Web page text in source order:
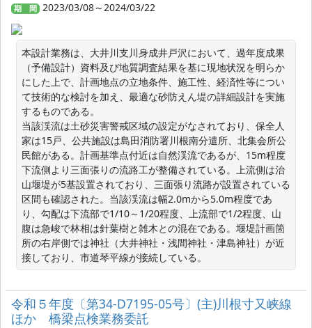
期 間 2023/03/08～2024/03/22
本設計業務は、大井川支川身成井戸沢において、過年度成果
（予備設計）資料及び地質調査結果を基に現地状況を明らか
にした上で、計画地点の立地条件、施工性、経済性等につい
て技術的な検討を加え、最適な砂防えん堤の詳細設計を実施
するものである。
当該渓流は土砂災害警戒区域の設定がなされており、保全人
家は15戸、公共施設は島田消防署川根南分遣所、北集会所公
民館がある。計画基準点付近は自然渓流であるが、15m程度
下流側より三面張りの流路工が整備されている。上流側は治
山堰堤が5基設置されており、三面張り流路が設置されている
区間も確認された。当該渓流は幅2.0mから5.0m程度であ
り、勾配は下流部で1/10～1/20程度、上流部で1/2程度、山
腹は急峻で林相は針葉樹と雑木との混在である。堰堤計画箇
所の右岸側では神社（大井神社・浅間神社・津島神社）が近
接しており、市道琴平線が接続している。
令和５年度〔第34-D7195-05号〕(主)川根寸又峡線
ほか 橋梁点検業務委託